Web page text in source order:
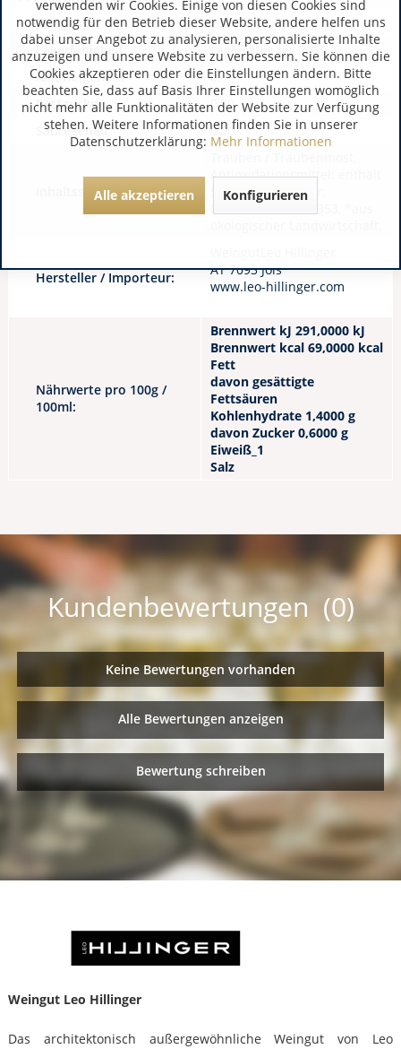
Jahrgang:
2024
Lagerfähigkeit:
Lagerfähig bis 2029
Alkoholgehalt:
0,00
Restzucker:
0,00
Säuregehalt:
0,00
Inhaltsstoffe / Allergene:
Antioxidationsmittel: enthält
Sulfite, Stabilisator:
Hersteller / Importeur:
AT 7093 Jois
www.leo-hillinger.com
Nährwerte pro 100g /
100ml:
Brennwert kJ 291,0000 kJ
Brennwert kcal 69,0000 kcal
Fett
davon gesättigte
Fettsäuren
Kohlenhydrate 1,4000 g
davon Zucker 0,6000 g
Eiweiß_1
Salz
Kundenbewertungen (0)
Keine Bewertungen vorhanden
Alle Bewertungen anzeigen
Bewertung schreiben
Weingut Leo Hillinger
Das architektonisch außergewöhnliche Weingut von Leo
verwenden wir Cookies. Einige von diesen Cookies sind
notwendig für den Betrieb dieser Website, andere helfen uns
dabei unser Angebot zu analysieren, personalisierte Inhalte
anzuzeigen und unsere Website zu verbessern. Sie können die
Cookies akzeptieren oder die Einstellungen ändern. Bitte
beachten Sie, dass auf Basis Ihrer Einstellungen womöglich
nicht mehr alle Funktionalitäten der Website zur Verfügung
stehen. Weitere Informationen finden Sie in unserer
Datenschutzerklärung: Mehr Informationen
Alle akzeptieren Konfigurieren